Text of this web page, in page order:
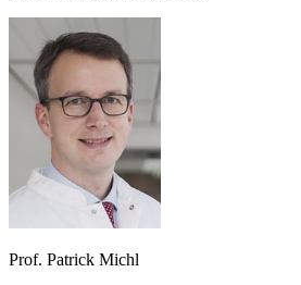
Prof. Patrick Michl